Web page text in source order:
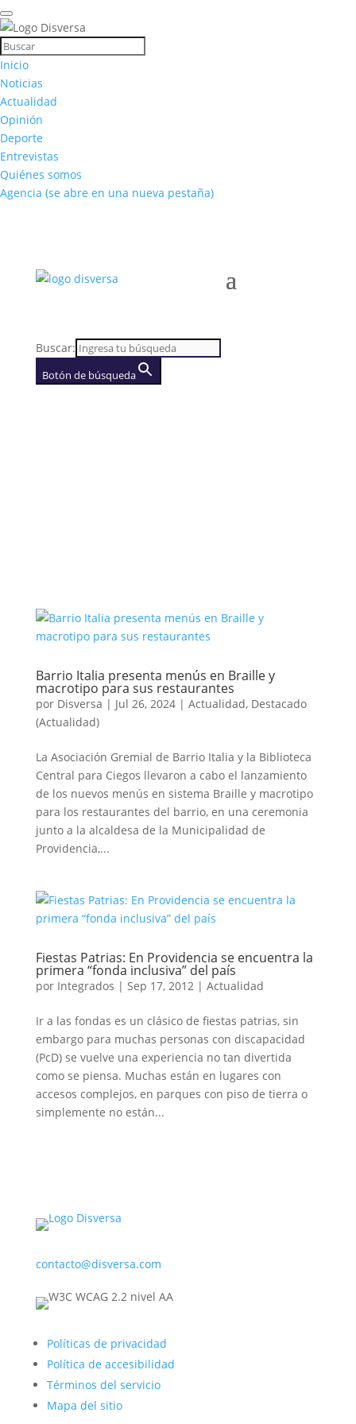
Inicio
Noticias
Actualidad
Opinión
Deporte
Entrevistas
Quiénes somos
Agencia (se abre en una nueva pestaña)
Buscar:
Botón de búsqueda
Barrio Italia presenta menús en Braille y
macrotipo para sus restaurantes
por Disversa | Jul 26, 2024| Actualidad, Destacado
(Actualidad)
La Asociación Gremial de Barrio Italia y la Biblioteca
Central para Ciegos llevaron a cabo el lanzamiento
de los nuevos menús en sistema Braille y macrotipo
para los restaurantes del barrio, en una ceremonia
junto a la alcaldesa de la Municipalidad de
Providencia,...
Fiestas Patrias: En Providencia se encuentra la
primera “fonda inclusiva” del país
por Integrados | Sep 17, 2012| Actualidad
Ir a las fondas es un clásico de fiestas patrias, sin
embargo para muchas personas con discapacidad
(PcD) se vuelve una experiencia no tan divertida
como se piensa. Muchas están en lugares con
accesos complejos, en parques con piso de tierra o
simplemente no están...
contacto@disversa.com
Políticas de privacidad
Política de accesibilidad
Términos del servicio
Mapa del sitio